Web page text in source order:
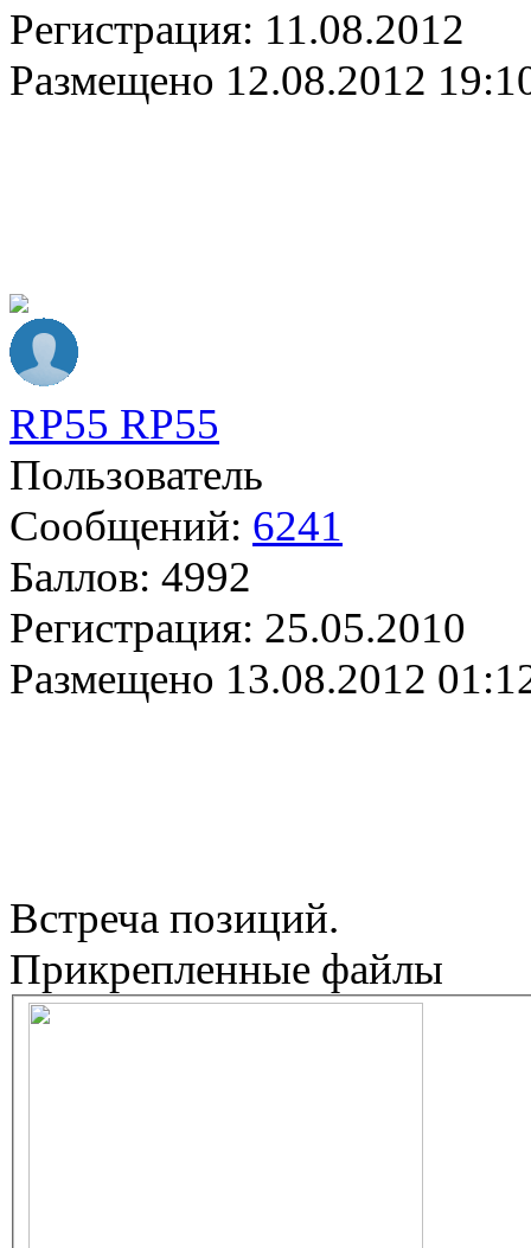
Регистрация: 11.08.2012
Размещено 12.08.2012
RP55 RP55
Пользователь
Сообщений: 6241
Баллов: 4992
Регистрация: 25.05.2010
Размещено 13.08.2012
Встреча позиций.
Прикрепленные файлы